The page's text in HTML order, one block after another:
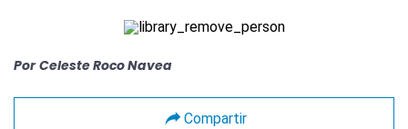
Por Celeste Roco Navea
Compartir